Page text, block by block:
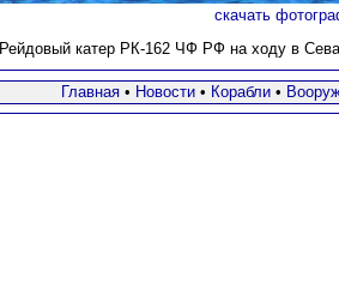
скачать
Рейдовый катер РК-162 ЧФ РФ на ходу в
Главная• Новости• Корабли•